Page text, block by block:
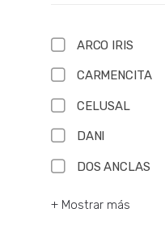
ARCO IRIS
CARMENCITA
CELUSAL
DANI
DOS ANCLAS
+ Mostrar más